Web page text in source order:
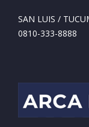
SAN LUIS /
0810-333-8888